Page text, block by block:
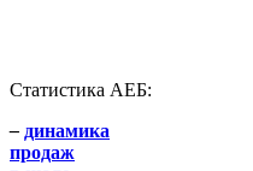
Статистика АЕБ:
– динамика
продаж